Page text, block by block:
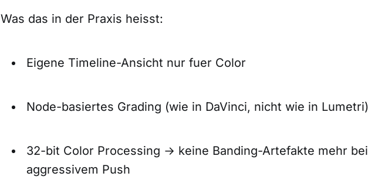
Was das in der Praxis heisst:
Eigene Timeline-Ansicht nur fuer Color
Node-basiertes Grading (wie in DaVinci, nicht wie in Lumetri)
32-bit Color Processing → keine Banding-Artefakte mehr bei
aggressivem Push